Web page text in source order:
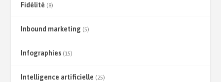
Fidélité (8)
Inbound marketing (5)
Infographies (15)
Intelligence artificielle (25)